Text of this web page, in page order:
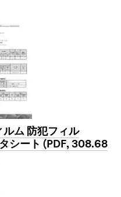
ム 防犯フィル
シート (PDF, 308.68